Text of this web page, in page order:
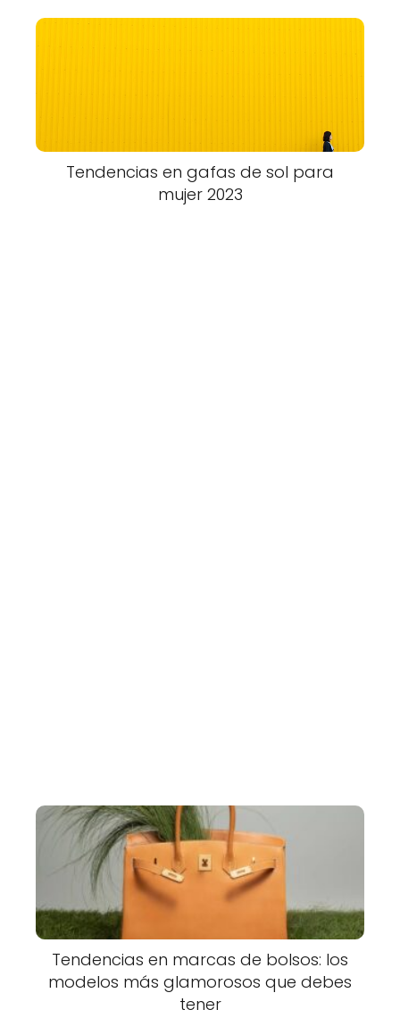
Tendencias en gafas de sol para
mujer 2023
Tendencias en marcas de bolsos: los
modelos más glamorosos que debes
tener